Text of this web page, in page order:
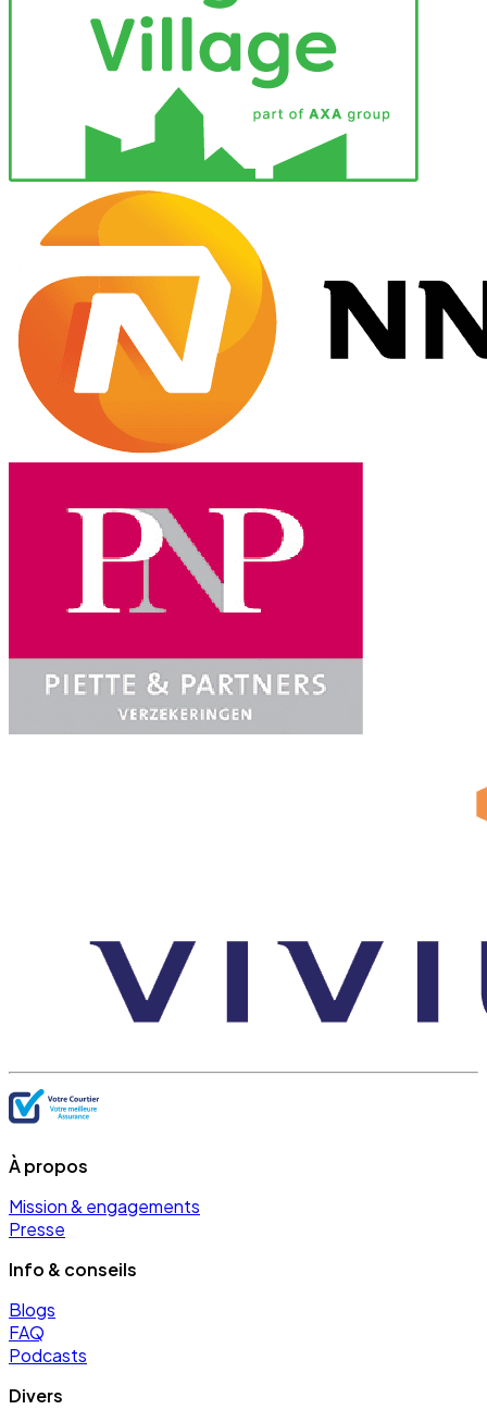
À propos
Mission & engagements
Presse
Info & conseils
Blogs
FAQ
Podcasts
Divers